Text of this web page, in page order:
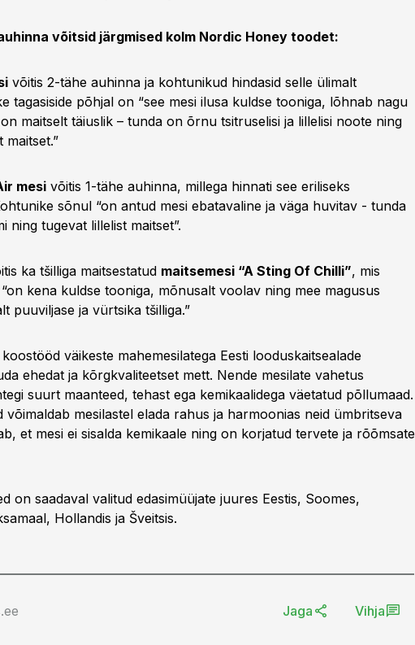
võitsid järgmised kolm Nordic Honey toodet:
võitis 2-tähe auhinna ja kohtunikud hindasid selle ülimalt
tagasiside põhjal on “see mesi ilusa kuldse tooniga, lõhnab nagu
maitselt täiuslik – tunda on õrnu tsitruselisi ja lillelisi noote ning
maitset.”
mesi võitis 1-tähe auhinna, millega hinnati see eriliseks
sõnul “on antud mesi ebatavaline ja väga huvitav - tunda
ning tugevat lillelist maitset”.
ka tšilliga maitsestatud maitsemesi “A Sting Of Chilli”, mis
kena kuldse tooniga, mõnusalt voolav ning mee magusus
puuviljase ja vürtsika tšilliga.”
väikeste mahemesilatega Eesti looduskaitsealade
ehedat ja kõrgkvaliteetset mett. Nende mesilate vahetus
suurt maanteed, tehast ega kemikaalidega väetatud põllumaad.
võimaldab mesilastel elada rahus ja harmoonias neid ümbritseva
et mesi ei sisalda kemikaale ning on korjatud tervete ja rõõmsate
on saadaval valitud edasimüüjate juures Eestis, Soomes,
Hollandis ja Šveitsis.
Jaga Vihja